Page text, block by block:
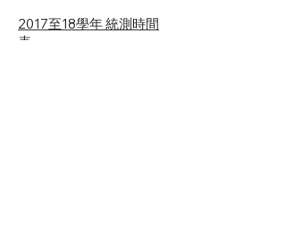
2017至18學年 統測時間
表